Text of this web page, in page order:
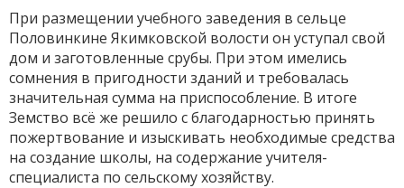
При размещении учебного заведения в сельце
Половинкине Якимковской волости он уступал свой
дом и заготовленные срубы. При этом имелись
сомнения в пригодности зданий и требовалась
значительная сумма на приспособление. В итоге
Земство всё же решило с благодарностью принять
пожертвование и изыскивать необходимые средства
на создание школы, на содержание учителя-
специалиста по сельскому хозяйству.